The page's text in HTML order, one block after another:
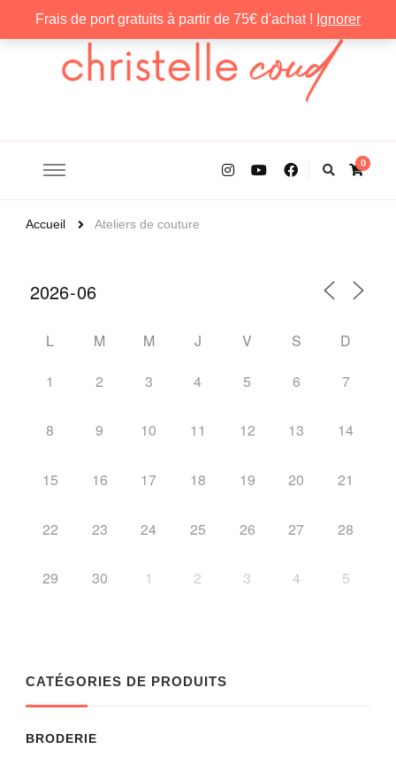
Frais de port gratuits à partir de 75€ d'achat ! Ignorer
0
Accueil Ateliers de couture
L M M J V S
D
1
2 3 4 5 6 7
8 9 10 11 12 13 14
15 16 17 18 19 20 21
22 23 24 25 26 27 28
29 30 1 2 3 4 5
CATÉGORIES DE PRODUITS
BRODERIE